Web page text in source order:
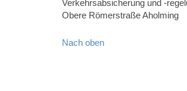
Verkehrsabsicherung und -
Obere Römerstraße Aholming
Nach oben